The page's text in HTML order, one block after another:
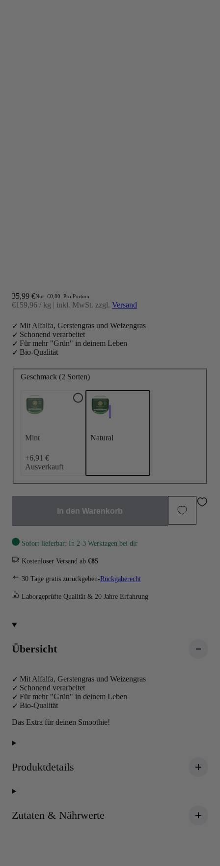
Angebot
35,99 €Nur €0,80 Pro Portion
€159,96 / kg | inkl. MwSt. zzgl. Versand
Mit Alfalfa, Gerstengras und Weizengras
Schonend verarbeitet
Für mehr "Grün" in deinem Leben
Bio-Qualität
Geschmack (2 Sorten)
Mint
+6,91 €
Ausverkauft
Natural
In den Warenkorb
Sofort lieferbar: In 2-3 Werktagen bei dir
Kostenloser Versand ab €85
30 Tage gratis zurückgeben-Rückgaberecht
Laborgeprüfte Qualität & 20 Jahre Erfahrung
Übersicht
Mit Alfalfa, Gerstengras und Weizengras
Schonend verarbeitet
Für mehr "Grün" in deinem Leben
Bio-Qualität
Das Extra für deinen Smoothie!
Produktdetails
Zutaten & Nährwerte